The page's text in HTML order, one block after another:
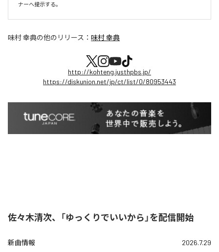
ナーへ提示する。
味村 幸典の他のリリース： 味村 幸典
http://kohteng.justhpbs.jp/
https://diskunion.net/jp/ct/list/0/80953443
佐々木清次、「ゆっくりでいいから」を配信開始
新曲情報 2026.7.29